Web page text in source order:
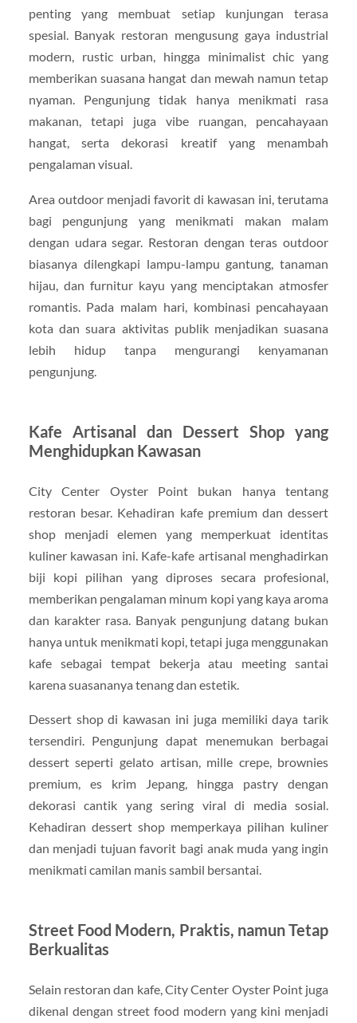
penting yang membuat setiap kunjungan terasa
spesial. Banyak restoran mengusung gaya industrial
modern, rustic urban, hingga minimalist chic yang
memberikan suasana hangat dan mewah namun tetap
nyaman. Pengunjung tidak hanya menikmati rasa
makanan, tetapi juga vibe ruangan, pencahayaan
hangat, serta dekorasi kreatif yang menambah
pengalaman visual.
Area outdoor menjadi favorit di kawasan ini, terutama
bagi pengunjung yang menikmati makan malam
dengan udara segar. Restoran dengan teras outdoor
biasanya dilengkapi lampu-lampu gantung, tanaman
hijau, dan furnitur kayu yang menciptakan atmosfer
romantis. Pada malam hari, kombinasi pencahayaan
kota dan suara aktivitas publik menjadikan suasana
lebih hidup tanpa mengurangi kenyamanan
pengunjung.
Kafe Artisanal dan Dessert Shop yang
Menghidupkan Kawasan
City Center Oyster Point bukan hanya tentang
restoran besar. Kehadiran kafe premium dan dessert
shop menjadi elemen yang memperkuat identitas
kuliner kawasan ini. Kafe-kafe artisanal menghadirkan
biji kopi pilihan yang diproses secara profesional,
memberikan pengalaman minum kopi yang kaya aroma
dan karakter rasa. Banyak pengunjung datang bukan
hanya untuk menikmati kopi, tetapi juga menggunakan
kafe sebagai tempat bekerja atau meeting santai
karena suasananya tenang dan estetik.
Dessert shop di kawasan ini juga memiliki daya tarik
tersendiri. Pengunjung dapat menemukan berbagai
dessert seperti gelato artisan, mille crepe, brownies
premium, es krim Jepang, hingga pastry dengan
dekorasi cantik yang sering viral di media sosial.
Kehadiran dessert shop memperkaya pilihan kuliner
dan menjadi tujuan favorit bagi anak muda yang ingin
menikmati camilan manis sambil bersantai.
Street Food Modern, Praktis, namun Tetap
Berkualitas
Selain restoran dan kafe, City Center Oyster Point juga
dikenal dengan street food modern yang kini menjadi